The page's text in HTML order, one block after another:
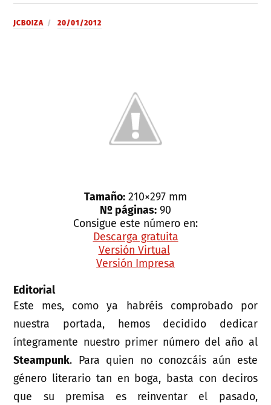
JCBOIZA 20/01/2012
Tamaño: 210×297 mm
Nº páginas: 90
Consigue este número en:
Descarga gratuita
Versión Virtual
Versión Impresa
Editorial
Este mes, como ya habréis comprobado por
nuestra portada, hemos decidido dedicar
íntegramente nuestro primer número del año al
Steampunk. Para quien no conozcáis aún este
género literario tan en boga, basta con deciros
que su premisa es reinventar el pasado,